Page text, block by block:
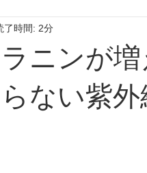
ニンが
ない紫
了時間: 2分